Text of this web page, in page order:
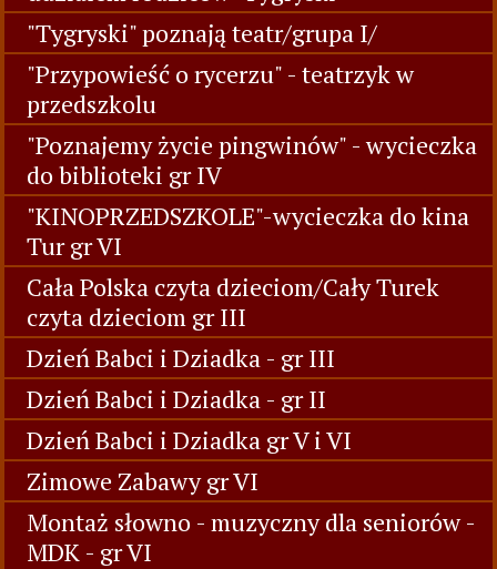
"Tygryski" poznają teatr/grupa I/
"Przypowieść o rycerzu" - teatrzyk w
przedszkolu
"Poznajemy życie pingwinów" - wycieczka
do biblioteki gr IV
"KINOPRZEDSZKOLE"-wycieczka do kina
Tur gr VI
Cała Polska czyta dzieciom/Cały Turek
czyta dzieciom gr III
Dzień Babci i Dziadka - gr III
Dzień Babci i Dziadka - gr II
Dzień Babci i Dziadka gr V i VI
Zimowe Zabawy gr VI
Montaż słowno - muzyczny dla seniorów -
MDK - gr VI